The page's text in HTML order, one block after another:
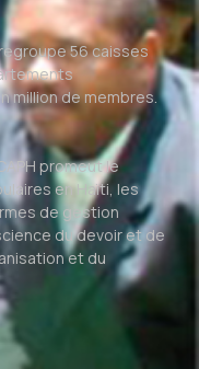
56 caisses
million de membres.
promeut le
en Haïti, les
de gestion
du devoir et de
et du